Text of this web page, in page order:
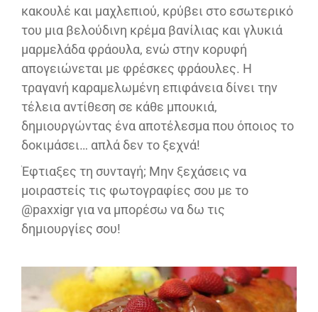
κακουλέ και μαχλεπιού, κρύβει στο εσωτερικό
του μια βελούδινη κρέμα βανίλιας και γλυκιά
μαρμελάδα φράουλα, ενώ στην κορυφή
απογειώνεται με φρέσκες φράουλες. Η
τραγανή καραμελωμένη επιφάνεια δίνει την
τέλεια αντίθεση σε κάθε μπουκιά,
δημιουργώντας ένα αποτέλεσμα που όποιος το
δοκιμάσει… απλά δεν το ξεχνά!
Έφτιαξες τη συνταγή; Μην ξεχάσεις να
μοιραστείς τις φωτογραφίες σου με το
@paxxigr για να μπορέσω να δω τις
δημιουργίες σου!